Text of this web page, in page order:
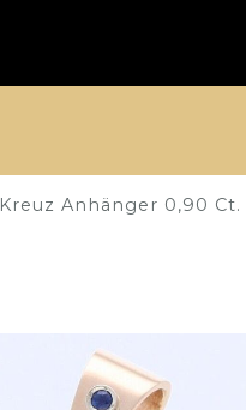
Kreuz Anhänger 0,90